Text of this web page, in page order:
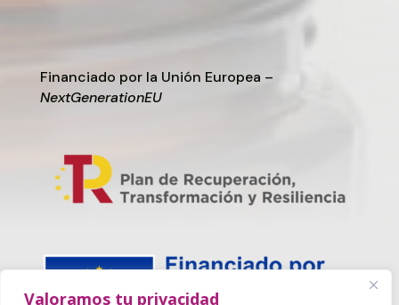
Valoramos tu privacidad
Financiado por la Unión Europea –
NextGenerationEU